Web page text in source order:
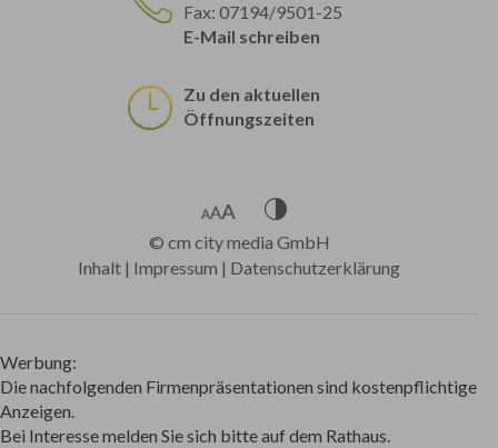
Fax: 07194/9501-25
E-Mail schreiben
Zu den aktuellen
Öffnungszeiten
© cm city media GmbH
Inhalt | Impressum | Datenschutzerklärung
Werbung:
Die nachfolgenden Firmenpräsentationen sind kostenpflichtige
Anzeigen.
Bei Interesse melden Sie sich bitte auf dem Rathaus.